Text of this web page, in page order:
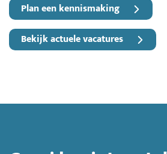
Plan een kennismaking
Bekijk actuele vacatures